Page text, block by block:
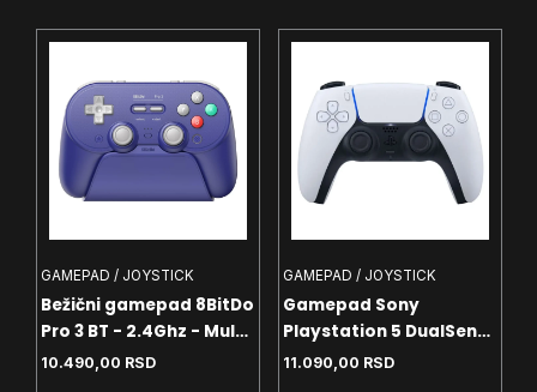
GAMEPAD / JOYSTICK
Bežični gamepad 8BitDo
Pro 3 BT - 2.4Ghz - Multi
platform - Vibracija -
10.490,00 RSD
GAMEPAD / JOYSTICK
Gamepad Sony
Playstation 5 DualSense
V2 White
11.090,00 RSD